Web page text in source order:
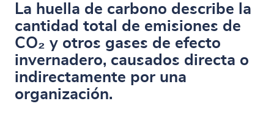
La huella de carbono describe la
cantidad total de emisiones de
CO₂ y otros gases de efecto
invernadero, causados directa o
indirectamente por una
organización.